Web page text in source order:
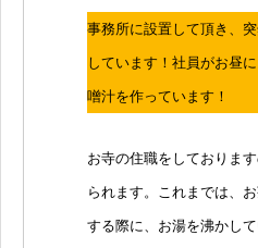
事務所に設置して頂き、
しています！社員がお昼
噌汁を作っています！
お寺の住職をしておりま
られます。これまでは、
する際に、お湯を沸かし